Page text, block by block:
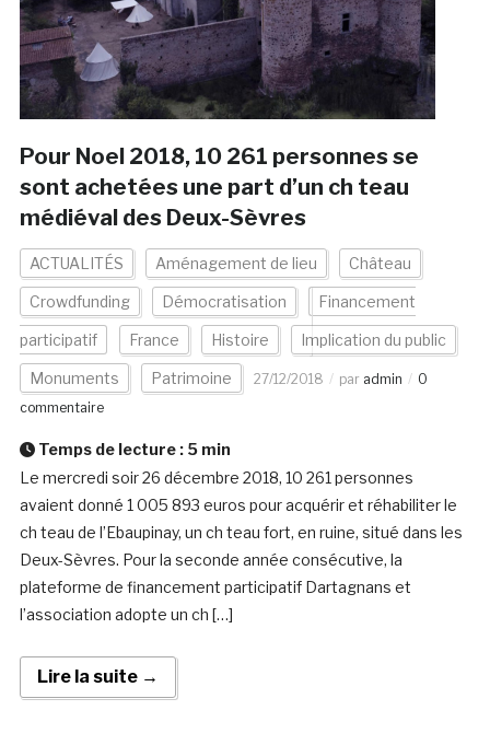
Pour Noel 2018, 10 261 personnes se
sont achetées une part d’un ch teau
médiéval des Deux-Sèvres
ACTUALITÉS Aménagement de lieu Château
Crowdfunding Démocratisation Financement
participatif France Histoire Implication du public
Monuments Patrimoine 27/12/2018 par admin
0
commentaire
Temps de lecture : 5 min
Le mercredi soir 26 décembre 2018, 10 261 personnes
avaient donné 1 005 893 euros pour acquérir et réhabiliter le
ch teau de l’Ebaupinay, un ch teau fort, en ruine, situé dans les
Deux-Sèvres. Pour la seconde année consécutive, la
plateforme de financement participatif Dartagnans et
l’association adopte un ch […]
Lire la suite →